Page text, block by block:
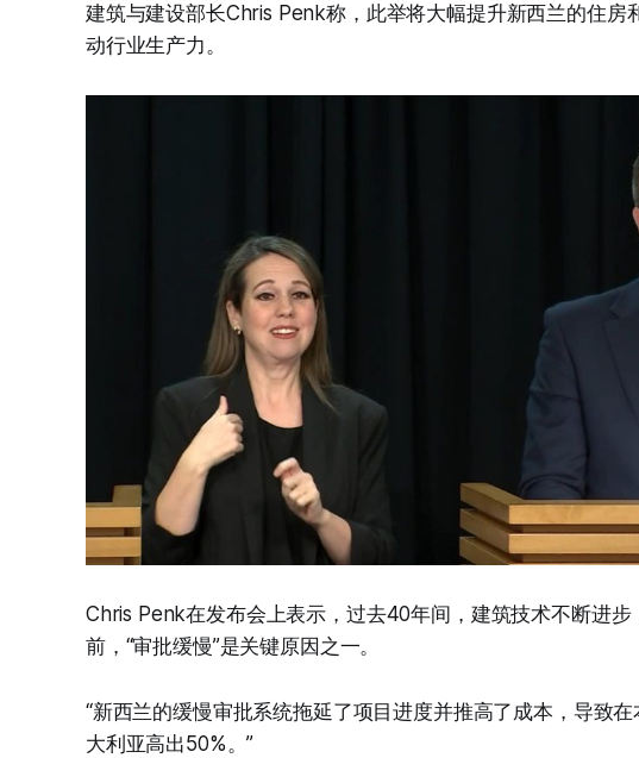
建筑与建设部长Chris Penk称，此举将大幅提升新西兰的住房
动行业生产力。
Chris Penk在发布会上表示，过去40年间，建筑技术不断进
前，“审批缓慢”是关键原因之一。
“新西兰的缓慢审批系统拖延了项目进度并推高了成本，导致
大利亚高出50%。”